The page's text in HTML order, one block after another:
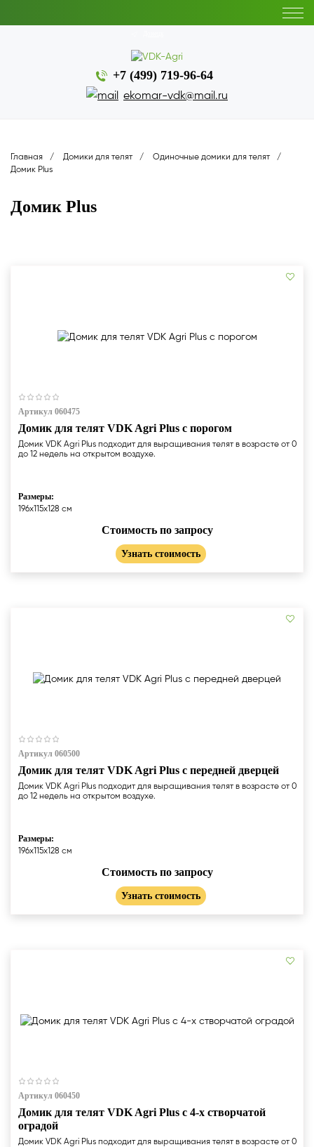
+7 (499) 719-96-64
ekomar-vdk@mail.ru
Главная Домики для телят
Одиночные домики для телят
Домик Plus
Домик Plus
Артикул 060475
Домик для телят VDK Agri Plus c порогом
Домик VDK Agri Plus подходит для выращивания телят в возрасте от 0
до 12 недель на открытом воздухе.
Размеры:
196x115x128 cм
Стоимость по запросу
Узнать стоимость
Артикул 060500
Домик для телят VDK Agri Plus c передней дверцей
Домик VDK Agri Plus подходит для выращивания телят в возрасте от 0
до 12 недель на открытом воздухе.
Размеры:
196x115x128 cм
Стоимость по запросу
Узнать стоимость
Артикул 060450
Домик для телят VDK Agri Plus c 4-х створчатой
оградой
Домик VDK Agri Plus подходит для выращивания телят в возрасте от 0